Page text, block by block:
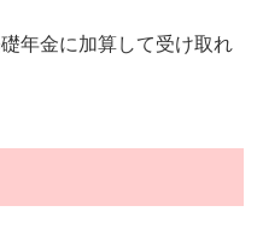
年金に加算して受け取れ